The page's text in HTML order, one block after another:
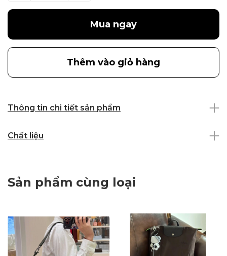
Mua ngay
Thêm vào giỏ hàng
Thông tin chi tiết sản phẩm
Chất liệu
Sản phẩm cùng loại